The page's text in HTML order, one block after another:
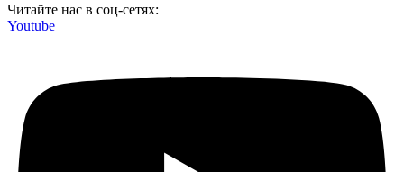
Читайте нас в соц-сетях:
Youtube